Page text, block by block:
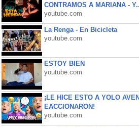
CONTRAMOS A MARIANA -
youtube.com
La Renga - En Bicicleta
youtube.com
ESTOY BIEN
youtube.com
¡LE HICE ESTO A YOLO
EACCIONARON!
youtube.com